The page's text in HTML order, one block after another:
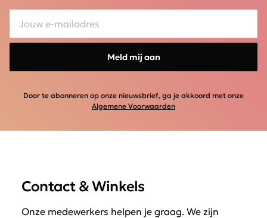
Meld mij aan
Door te abonneren op onze nieuwsbrief, ga je akkoord met onze
Algemene Voorwaarden
Contact & Winkels
Onze medewerkers helpen je graag. We zijn